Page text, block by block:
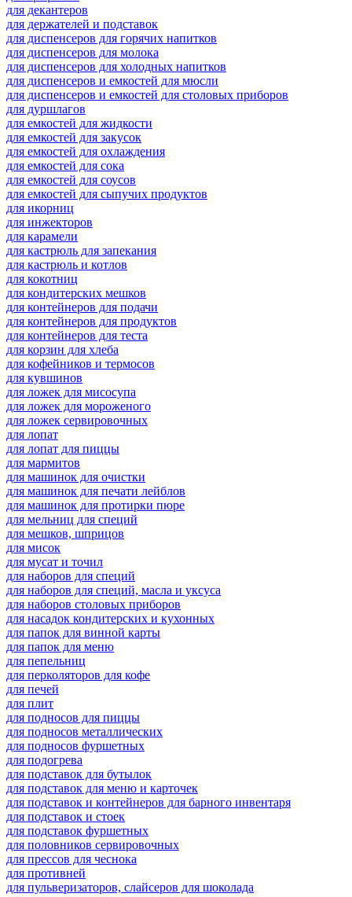
для декантеров
для держателей и подставок
для диспенсеров для горячих напитков
для диспенсеров для молока
для диспенсеров для холодных напитков
для диспенсеров и емкостей для мюсли
для диспенсеров и емкостей для столовых приборов
для дуршлагов
для емкостей для жидкости
для емкостей для закусок
для емкостей для охлаждения
для емкостей для сока
для емкостей для соусов
для емкостей для сыпучих продуктов
для икорниц
для инжекторов
для карамели
для кастрюль для запекания
для кастрюль и котлов
для кокотниц
для кондитерских мешков
для контейнеров для подачи
для контейнеров для продуктов
для контейнеров для теста
для корзин для хлеба
для кофейников и термосов
для кувшинов
для ложек для мисосупа
для ложек для мороженого
для ложек сервировочных
для лопат
для лопат для пиццы
для мармитов
для машинок для очистки
для машинок для печати лейблов
для машинок для протирки пюре
для мельниц для специй
для мешков, шприцов
для мисок
для мусат и точил
для наборов для специй
для наборов для специй, масла и уксуса
для наборов столовых приборов
для насадок кондитерских и кухонных
для папок для винной карты
для папок для меню
для пепельниц
для перколяторов для кофе
для печей
для плит
для подносов для пиццы
для подносов металлических
для подносов фуршетных
для подогрева
для подставок для бутылок
для подставок для меню и карточек
для подставок и контейнеров для барного инвентаря
для подставок и стоек
для подставок фуршетных
для половников сервировочных
для прессов для чеснока
для противней
для пульверизаторов, слайсеров для шоколада